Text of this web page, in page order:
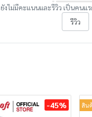
ยังไม่มีคะแนนและรีวิว เป็นคนแ
รีวิว
-45% สิน